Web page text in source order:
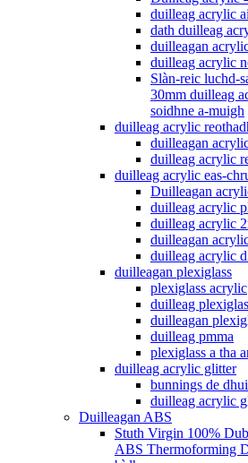
duilleag acrylic
dath duilleag
duilleagan
duilleag acrylic
Slàn-reic luchd-
30mm duilleag
soidhne a-muigh
duilleag acrylic
duilleagan
duilleag acrylic
duilleag acrylic eas-
Duilleagan
duilleag acrylic
duilleag acrylic
duilleagan
duilleag acrylic
duilleagan plexiglass
plexiglass acrylic
duilleag
duilleagan
duilleag pmma
plexiglass a tha
duilleag acrylic glitter
bunnings de
duilleag acrylic
Duilleagan ABS
Stuth Virgin 100%
ABS Thermoforming